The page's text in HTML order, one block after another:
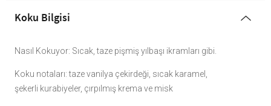
Koku Bilgisi
Nasıl Kokuyor: Sıcak, taze pişmiş yılbaşı ikramları gibi.
Koku notaları: taze vanilya çekirdeği, sıcak karamel,
şekerli kurabiyeler, çırpılmış krema ve misk